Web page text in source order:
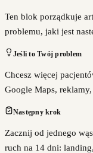
Ten blok porządkuje
problemu, jaki jest
Jeśli to Twój problem
Chcesz więcej
Google Maps,
Następny krok
Zacznij od jednego
ruch na 14 dni: